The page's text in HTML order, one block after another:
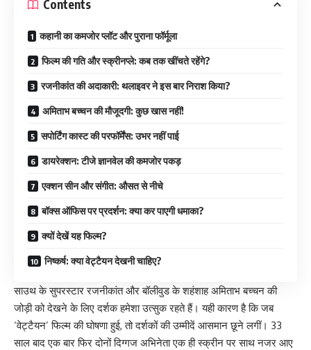
Contents
कहानी का कमजोर प्लॉट और पुराना फॉर्मूला
फिल्म की गति और स्क्रीनप्ले: कब तक खींचते रहेंगे?
रजनीकांत की अदाकारी: थलाइवर ने इस बार निराश किया?
अमिताभ बच्चन की मौजूदगी: कुछ खास नहीं!
सपोर्टिंग कास्ट की परफॉर्मेंस: उभर नहीं पाई
डायरेक्शन: टीजे ज्ञानवेल की कमजोर पकड़
एक्शन सीन और संगीत: औसत से नीचे
बॉक्स ऑफिस पर प्रदर्शन: क्या कर पाएगी धमाका?
क्यों देखें यह फिल्म?
निष्कर्ष: क्या वेट्टैयन देखनी चाहिए?
साउथ के सुपरस्टार रजनीकांत और बॉलीवुड के शहंशाह अमिताभ बच्चन की
जोड़ी को देखने के लिए दर्शक हमेशा उत्सुक रहते हैं। यही कारण है कि जब
‘वेट्टैयन’ फिल्म की घोषणा हुई, तो दर्शकों की उम्मीदें आसमान छूने लगीं। 33
साल बाद एक बार फिर दोनों दिग्गज अभिनेता एक ही स्क्रीन पर साथ नजर आए